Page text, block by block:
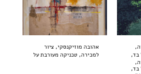
בד,
בד,
אהובה מוזיקנסקי, ציור
למכירה, טכניקה מעורבת על